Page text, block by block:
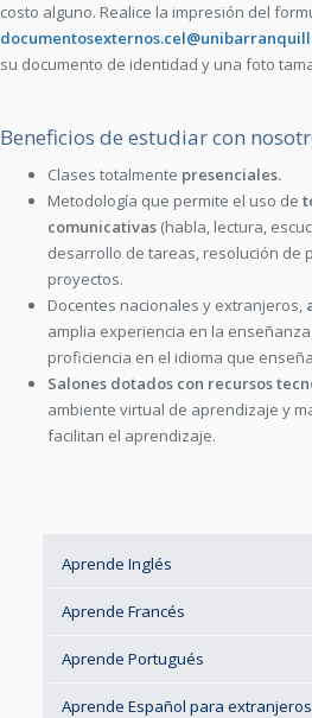
costo alguno. Realice la impresión del
su documento de identidad y una foto
Beneficios de estudiar con
Clases totalmente presenciales.
Metodología que permite el uso de
comunicativas (habla, lectura,
desarrollo de tareas, resolución de
proyectos.
Docentes nacionales y extranjeros,
amplia experiencia en la
proficiencia en el idioma que
Salones dotados con recursos
ambiente virtual de aprendizaje y
facilitan el aprendizaje.
Aprende Inglés
Aprende Francés
Aprende Portugués
Aprende Español para extranjeros